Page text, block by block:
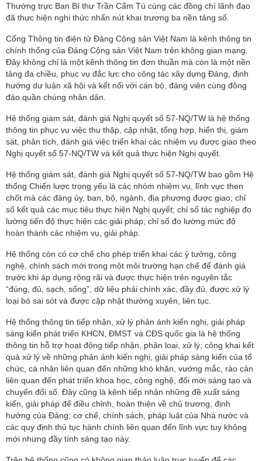
Thường trực Ban Bí thư Trần Cẩm Tú cùng các đồng chí lãnh đạo
đã thực hiện nghi thức nhấn nút khai trương ba nền tảng số.
Cổng Thông tin điện tử Đảng Cộng sản Việt Nam là kênh thông tin
chính thống của Đảng Cộng sản Việt Nam trên không gian mạng.
Đây không chỉ là một kênh thông tin đơn thuần mà còn là một nền
tảng đa chiều, phục vụ đắc lực cho công tác xây dựng Đảng, định
hướng dư luận xã hội và kết nối với cán bộ, đảng viên cùng đông
đảo quần chúng nhân dân.
Hệ thống giám sát, đánh giá Nghị quyết số 57-NQ/TW là hệ thống
thông tin phục vụ việc thu thập, cập nhật, tổng hợp, hiển thị, giám
sát, phân tích, đánh giá việc triển khai các nhiệm vụ được giao theo
Nghị quyết số 57-NQ/TW và kết quả thực hiện Nghị quyết.
Hệ thống giám sát, đánh giá Nghị quyết số 57-NQ/TW bao gồm Hệ
thống Chiến lược trọng yếu là các nhóm nhiệm vụ, lĩnh vực then
chốt mà các đảng ủy, ban, bộ, ngành, địa phương được giao; chỉ
số kết quả các mục tiêu thực hiện Nghị quyết; chỉ số tác nghiệp đo
lường tiến độ thực hiện các giải pháp; chỉ số đo lường mức độ
hoàn thành các nhiệm vụ, giải pháp.
Hệ thống còn có cơ chế cho phép triển khai các ý tưởng, công
nghệ, chính sách mới trong một môi trường hạn chế để đánh giá
trước khi áp dụng rộng rãi và được thực hiện trên nguyên tắc
“đúng, đủ, sạch, sống”, dữ liệu phải chính xác, đầy đủ, được xử lý
loại bỏ sai sót và được cập nhật thường xuyên, liên tục.
Hệ thống thông tin tiếp nhận, xử lý phản ánh kiến nghị, giải pháp
sáng kiến phát triển KHCN, ĐMST và CĐS quốc gia là hệ thống
thông tin hỗ trợ hoạt động tiếp nhận, phân loại, xử lý, công khai kết
quả xử lý về những phản ánh kiến nghị, giải pháp sáng kiến của tổ
chức, cá nhân liên quan đến những khó khăn, vướng mắc, rào cản
liên quan đến phát triển khoa học, công nghệ, đổi mới sáng tạo và
chuyển đổi số. Đây cũng là kênh tiếp nhận những đề xuất sáng
kiến, giải pháp để điều chỉnh, hoàn thiện về chủ trương, định
hướng của Đảng; cơ chế, chính sách, pháp luật của Nhà nước và
các quy định thủ tục hành chính liên quan đến lĩnh vực tuy không
mới nhưng đầy tính sáng tạo này.